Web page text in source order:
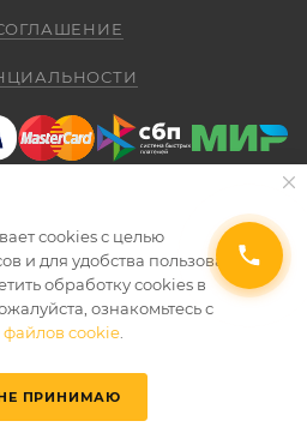
мототехники Роллинг Мото
сookies с целью
и для удобства пользования
обработку сookies в
ознакомьтесь с
cookie
ПРИНИМАЮ